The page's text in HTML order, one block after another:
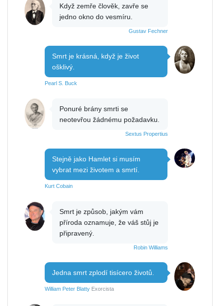
Když zemře člověk, zavře se
jedno okno do vesmíru.
Gustav Fechner
Smrt je krásná, když je život
ošklivý.
Pearl S. Buck
Ponuré brány smrti se
neotevřou žádnému požadavku.
Sextus Propertius
Stejně jako Hamlet si musím
vybrat mezi životem a smrtí.
Kurt Cobain
Smrt je způsob, jakým vám
příroda oznamuje, že váš stůj je
připravený.
Robin Williams
Jedna smrt zplodí tisícero životů.
William Peter Blatty Exorcista